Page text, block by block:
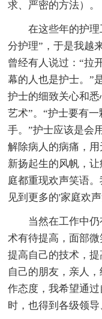
求、严密的方法）。
在这些年的护理
分护理”，于是我越
曾经有人说过：“拉
幕的人也是护士。”
护士的细致关心和
艺术”。“护士要有
手。”护士应该是会
解除病人的病痛，
新扬起生的风帆，
庭都重现欢声笑语
见到更多的'家庭欢声
当然在工作中仍
术有待提高，面部
提高自己的技术，
自己的朋友，亲人
作态度，我希望通
时，也得到各级领导